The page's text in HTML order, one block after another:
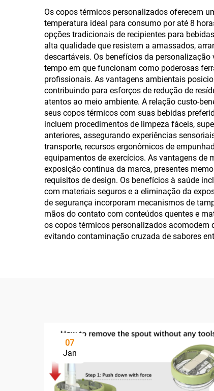
reutilizável, com alça
superior e tampa com
canudo
Os copos térmicos personalizados oferecem
temperatura ideal para consumo por até 8
opções tradicionais de recipientes para
alta qualidade que resistem a amassados,
descartáveis. Os benefícios da
tempo em que funcionam como poderosas
profissionais. As vantagens ambientais
contribuindo para esforços de redução de
atentos ao meio ambiente. A relação custo-
seus copos térmicos com suas bebidas
incluem procedimentos de limpeza fáceis,
anteriores, assegurando experiências
transporte, recursos ergonômicos de
equipamentos de exercícios. As vantagens
exposição contínua da marca, presentes
requisitos de design. Os benefícios à saúde
com materiais seguros e a eliminação da
de segurança incorporam mecanismos de
mãos do contato com conteúdos quentes e
os copos térmicos personalizados
evitando contaminação cruzada de sabores
07
Jan